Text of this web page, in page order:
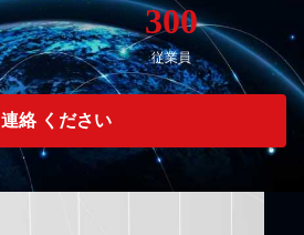
300
従業員
連絡 ください